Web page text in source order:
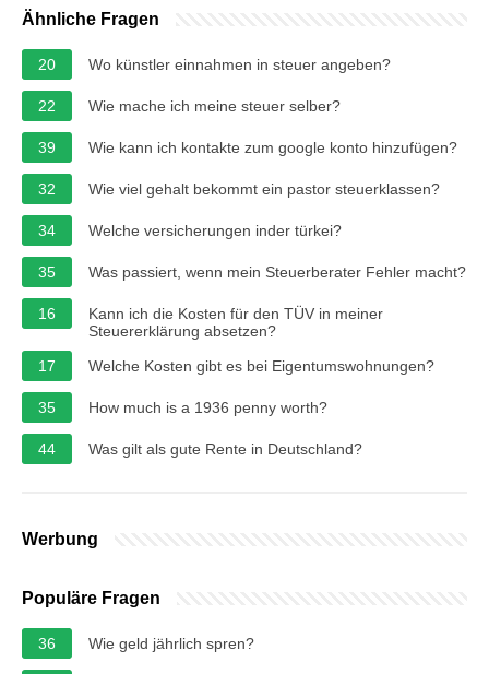
Ähnliche Fragen
20 Wo künstler einnahmen in steuer angeben?
22 Wie mache ich meine steuer selber?
39 Wie kann ich kontakte zum google konto hinzufügen?
32 Wie viel gehalt bekommt ein pastor steuerklassen?
34 Welche versicherungen inder türkei?
35 Was passiert, wenn mein Steuerberater Fehler macht?
16
Kann ich die Kosten für den TÜV in meiner
Steuererklärung absetzen?
17
Welche Kosten gibt es bei Eigentumswohnungen?
35 How much is a 1936 penny worth?
44 Was gilt als gute Rente in Deutschland?
Werbung
Populäre Fragen
36 Wie geld jährlich spren?